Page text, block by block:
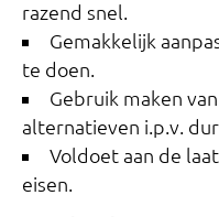
razend snel.
Gemakkelijk
te doen.
Gebruik maken
alternatieven i.p.v.
Voldoet aan de
eisen.